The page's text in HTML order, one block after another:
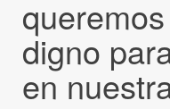
digno
en